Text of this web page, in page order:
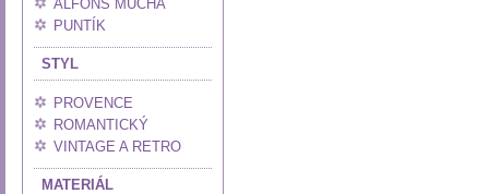
ALFONS MUCHA
PUNTÍK
STYL
PROVENCE
ROMANTICKÝ
VINTAGE A RETRO
MATERIÁL